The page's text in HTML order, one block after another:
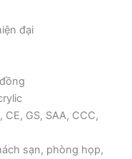
đại
GS, SAA, CCC,
sạn, phòng họp,